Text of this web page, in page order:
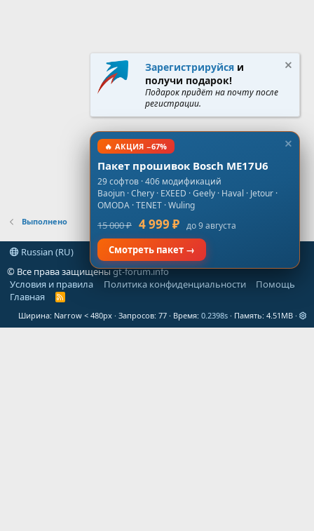
Выполнено
Russian (RU)
© Все права защищеныgt-forum.info
Условия и правила
Политика конфиденциальности
Помощь
Главная
R
S
Ширина Запросов 77 Время 0.2398s Память 4.51MB
Зарегистрируйся и
получи подарок!
Подарок придёт на почту после
регистрации.
🔥 АКЦИЯ −67%
Пакет прошивок Bosch ME17U6
29 софтов · 406 модификаций
Baojun · Chery · EXEED · Geely · Haval · Jetour ·
OMODA · TENET · Wuling
15 000 ₽ 4 999 ₽ до 9 августа
Смотреть пакет →